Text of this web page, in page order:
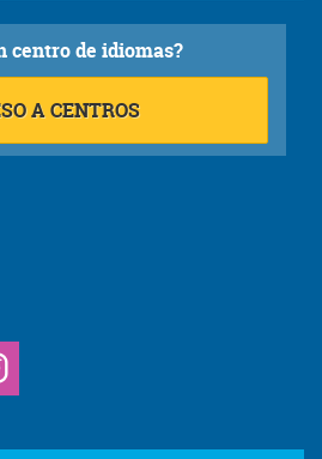
centro de idiomas?
A CENTROS